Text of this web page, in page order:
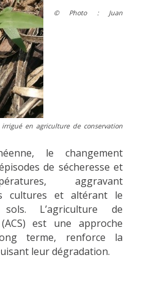
© Photo : Juan
en agriculture de conservation
le changement
de sécheresse et
aggravant
cultures et altérant le
L’agriculture de
est une approche
terme, renforce la
leur dégradation.